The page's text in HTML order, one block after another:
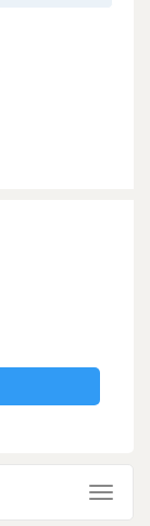
Toggle